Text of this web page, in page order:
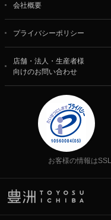
会社概要
プライバシーポリシー
店舗・法人・生産者様
向けのお問い合わせ
お客様の情報は